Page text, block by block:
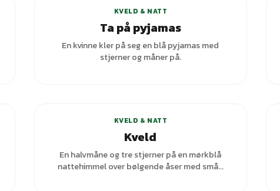
KVELD & NATT
Ta på pyjamas
En kvinne kler på seg en blå pyjamas med
stjerner og måner på.
KVELD & NATT
Kveld
En halvmåne og tre stjerner på en mørkblå
nattehimmel over bølgende åser med små...